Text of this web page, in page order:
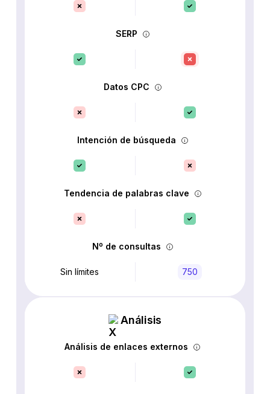
SERP
Datos CPC
Intención de búsqueda
Tendencia de palabras clave
Nº de consultas
Sin límites 750
Análisis
Análisis de enlaces externos